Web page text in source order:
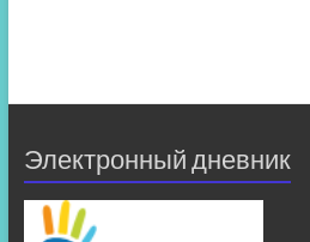
Электронный дневник